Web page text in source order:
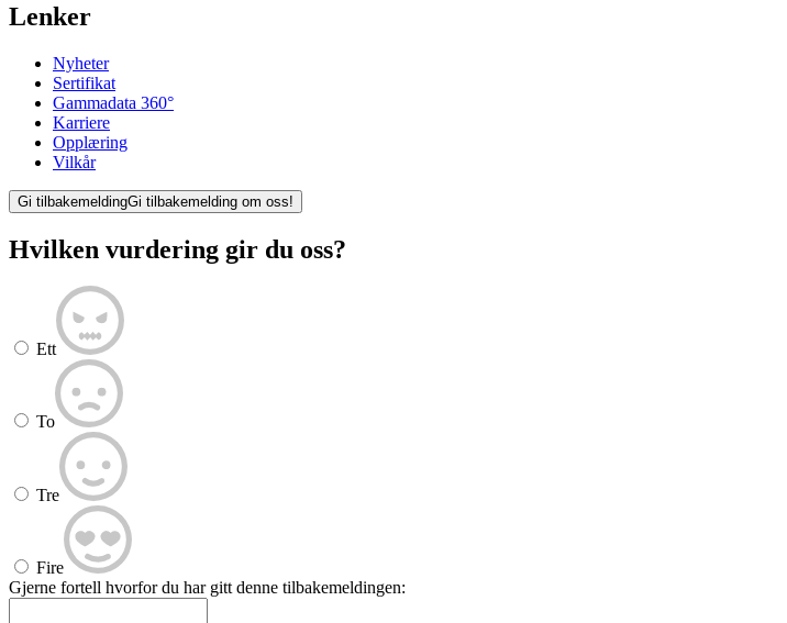
Lenker
Nyheter
Sertifikat
Gammadata 360°
Karriere
Opplæring
Vilkår
Gi tilbakemeldingGi tilbakemelding om oss!
Hvilken vurdering gir du oss?
Ett
To
Tre
Fire
Gjerne fortell hvorfor du har gitt denne tilbakemeldingen: